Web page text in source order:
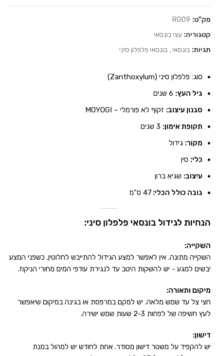
מק"ט: RG09
קטגוריה: עצי בונסאי
תגיות: בונסאי, בונסאי פלפלון סיני
סוג: פלפלון סיני (Zanthoxylum)
גיל העץ:
סגנון עיצוב: זקוף לא פורמלי – MOYOGI
תקופת אימון:
מקור: גידול
כלי: סין
עיצוב: שגיא ברון
גובה כולל הכלי: 47 ס"מ
הנחיות לגידול בונסאי פלפלון סיני:
השקייה:
השקייה מתונה. אין לאפשר למצע הגידול להתייבש לחלוטין. כשפני המצע
יבשים למגע - יש להשקות היטב עד לנגירת עודפי המים מחורי הניקוז.
מיקום ותאורה:
חצי צל עד שמש מלאה. יש למקם במרפסת או בגינה במיקום שיאפשר
לעץ חשיפה של לפחות 2-3 שעות שמש ישירה.
דישון:
יש להקפיד על משטר דישון מסודר. אחת לחודש יש למהול במנת